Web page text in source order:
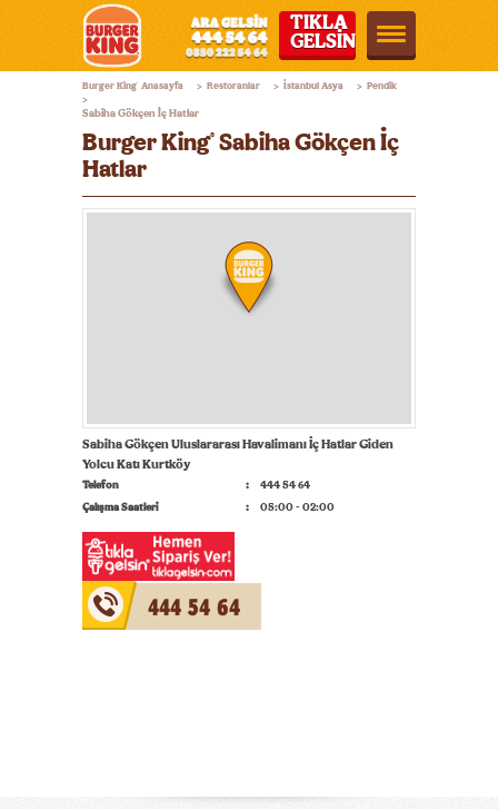
Burger
King®
TIKLA
GELSİN
Burger King® Anasayfa > Restoranlar > İstanbul Asya > Pendik
>
Sabiha Gökçen İç Hatlar
Burger King® Sabiha Gökçen İç
Hatlar
Sabiha Gökçen Uluslararası Havalimanı İç Hatlar Giden
Yolcu Katı Kurtköy
Telefon
444 54 64
Çalışma Saatleri
05:00 - 02:00
444 54 64